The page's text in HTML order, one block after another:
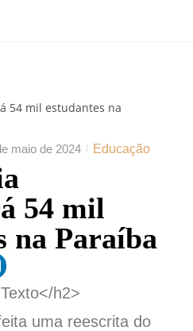
maio de 2024 Educação
54 mil
na Paraíba
h2>
uma reescrita do